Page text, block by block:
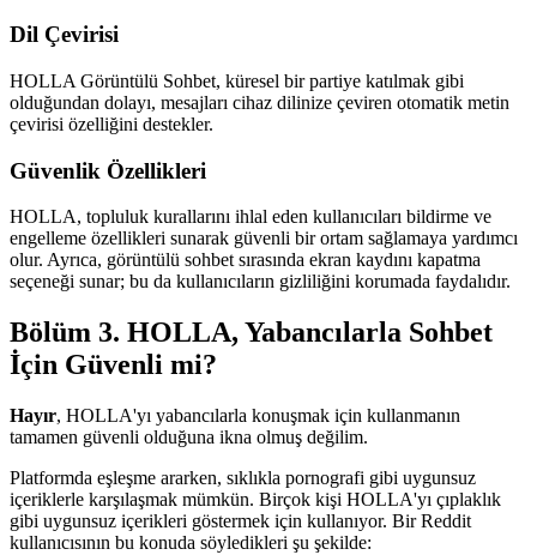
Dil Çevirisi
HOLLA Görüntülü Sohbet, küresel bir partiye katılmak gibi
olduğundan dolayı, mesajları cihaz dilinize çeviren otomatik metin
çevirisi özelliğini destekler.
Güvenlik Özellikleri
HOLLA, topluluk kurallarını ihlal eden kullanıcıları bildirme ve
engelleme özellikleri sunarak güvenli bir ortam sağlamaya yardımcı
olur. Ayrıca, görüntülü sohbet sırasında ekran kaydını kapatma
seçeneği sunar; bu da kullanıcıların gizliliğini korumada faydalıdır.
Bölüm 3. HOLLA, Yabancılarla Sohbet
İçin Güvenli mi?
Hayır, HOLLA'yı yabancılarla konuşmak için kullanmanın
tamamen güvenli olduğuna ikna olmuş değilim.
Platformda eşleşme ararken, sıklıkla pornografi gibi uygunsuz
içeriklerle karşılaşmak mümkün. Birçok kişi HOLLA'yı çıplaklık
gibi uygunsuz içerikleri göstermek için kullanıyor. Bir Reddit
kullanıcısının bu konuda söyledikleri şu şekilde: